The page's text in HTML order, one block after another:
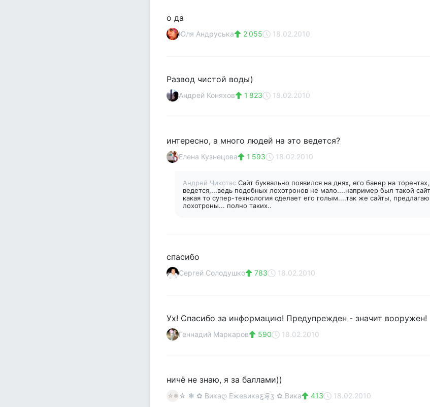
о да
Юля Андруська 2 055 18.02.2010
Развод чистой воды)
Андрей Коняхов 1 823 18.02.2010
интересно, а много людей на это ведется?
Елена Кузнецова 1 593 18.02.2010
Андрей Чикотас Сайт буквально появился на днях, его банер на
ведется,...ведь подобных лохотронов не мало....например был такой
какая то супер-технология сделает его голым....так же сайты,
лохотроны... полно таких..
спасибо
Сергей Солодушко 783 18.02.2010
Ух! Спасибо за информацию! Предупрежден - значит вооружен!
Геннадий Маркаров 590 18.02.2010
ничё не знаю, я за баллами))
☆❃ ☆ ❃ ✿ Викаღ Ежевикаƹ̵̡ӝ̵̨̄ʒ ✿ Вика 413 18.02.2010